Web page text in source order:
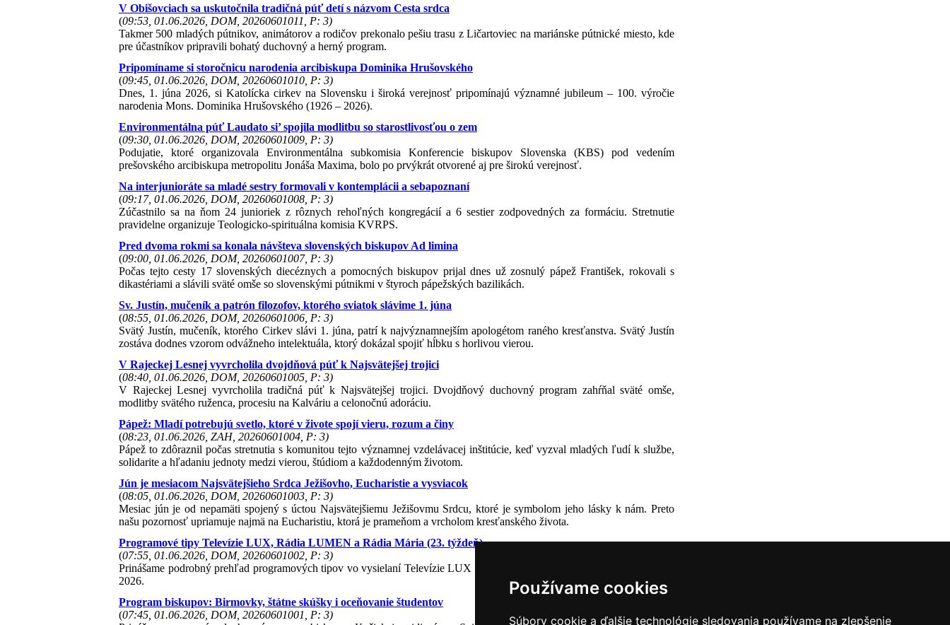
Používame cookies
Súbory cookie a ďalšie technológie sledovania používame na zlepšenie
V Obišovciach sa uskutočnila tradičná púť detí s názvom Cesta srdca
(09:53, 01.06.2026, DOM, 20260601011, P: 3)
Takmer 500 mladých pútnikov, animátorov a rodičov prekonalo pešiu trasu z Ličartoviec na mariánske pútnické miesto, kde
pre účastníkov pripravili bohatý duchovný a herný program.
Pripomíname si storočnicu narodenia arcibiskupa Dominika Hrušovského
(09:45, 01.06.2026, DOM, 20260601010, P: 3)
Dnes, 1. júna 2026, si Katolícka cirkev na Slovensku i široká verejnosť pripomínajú významné jubileum – 100. výročie
narodenia Mons. Dominika Hrušovského (1926 – 2026).
Environmentálna púť Laudato si’ spojila modlitbu so starostlivosťou o zem
(09:30, 01.06.2026, DOM, 20260601009, P: 3)
Podujatie, ktoré organizovala Environmentálna subkomisia Konferencie biskupov Slovenska (KBS) pod vedením
prešovského arcibiskupa metropolitu Jonáša Maxima, bolo po prvýkrát otvorené aj pre širokú verejnosť.
Na interjunioráte sa mladé sestry formovali v kontemplácii a sebapoznaní
(09:17, 01.06.2026, DOM, 20260601008, P: 3)
Zúčastnilo sa na ňom 24 junioriek z rôznych rehoľných kongregácií a 6 sestier zodpovedných za formáciu. Stretnutie
pravidelne organizuje Teologicko-spirituálna komisia KVRPS.
Pred dvoma rokmi sa konala návšteva slovenských biskupov Ad limina
(09:00, 01.06.2026, DOM, 20260601007, P: 3)
Počas tejto cesty 17 slovenských diecéznych a pomocných biskupov prijal dnes už zosnulý pápež František, rokovali s
dikastériami a slávili sväté omše so slovenskými pútnikmi v štyroch pápežských bazilikách.
Sv. Justín, mučeník a patrón filozofov, ktorého sviatok slávime 1. júna
(08:55, 01.06.2026, DOM, 20260601006, P: 3)
Svätý Justín, mučeník, ktorého Cirkev slávi 1. júna, patrí k najvýznamnejším apologétom raného kresťanstva. Svätý Justín
zostáva dodnes vzorom odvážneho intelektuála, ktorý dokázal spojiť hĺbku s horlivou vierou.
V Rajeckej Lesnej vyvrcholila dvojdňová púť k Najsvätejšej trojici
(08:40, 01.06.2026, DOM, 20260601005, P: 3)
V Rajeckej Lesnej vyvrcholila tradičná púť k Najsvätejšej trojici. Dvojdňový duchovný program zahŕňal sväté omše,
modlitby svätého ruženca, procesiu na Kalváriu a celonočnú adoráciu.
Pápež: Mladí potrebujú svetlo, ktoré v živote spojí vieru, rozum a činy
(08:23, 01.06.2026, ZAH, 20260601004, P: 3)
Pápež to zdôraznil počas stretnutia s komunitou tejto významnej vzdelávacej inštitúcie, keď vyzval mladých ľudí k službe,
solidarite a hľadaniu jednoty medzi vierou, štúdiom a každodenným životom.
Jún je mesiacom Najsvätejšieho Srdca Ježišovho, Eucharistie a vysviacok
(08:05, 01.06.2026, DOM, 20260601003, P: 3)
Mesiac jún je od nepamäti spojený s úctou Najsvätejšiemu Ježišovmu Srdcu, ktoré je symbolom jeho lásky k nám. Preto
našu pozornosť upriamuje najmä na Eucharistiu, ktorá je prameňom a vrcholom kresťanského života.
Programové tipy Televízie LUX, Rádia LUMEN a Rádia Mária (23. týždeň)
(07:55, 01.06.2026, DOM, 20260601002, P: 3)
Prinášame podrobný prehľad programových tipov vo vysielaní Televízie LUX a Rádia LUMEN na týždeň od 1. do 7. júna
2026.
Program biskupov: Birmovky, štátne skúšky i oceňovanie študentov
(07:45, 01.06.2026, DOM, 20260601001, P: 3)